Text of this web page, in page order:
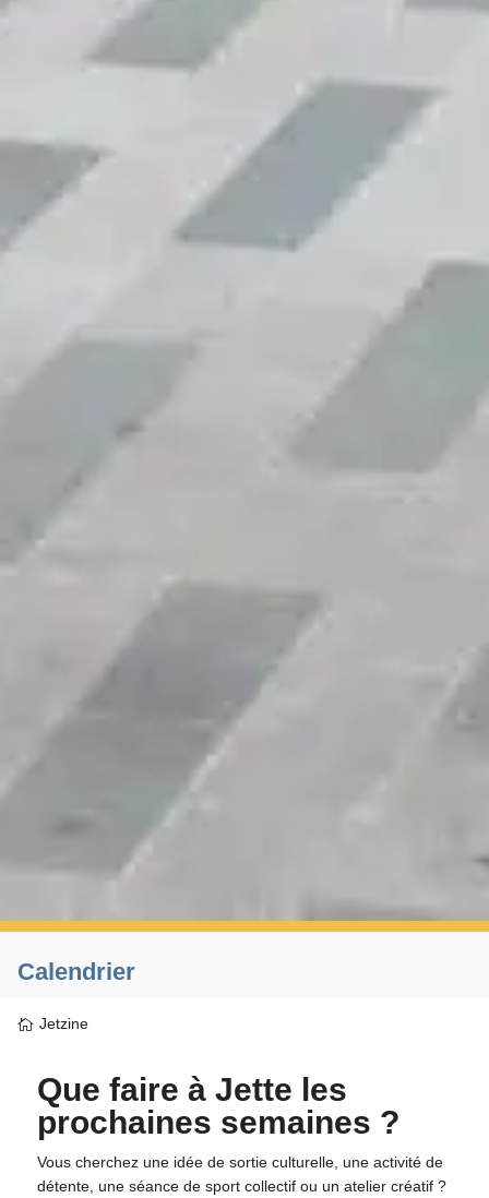
Calendrier
Jetzine
Que faire à Jette les
prochaines semaines ?
Vous cherchez une idée de sortie culturelle, une activité de
détente, une séance de sport collectif ou un atelier créatif ?